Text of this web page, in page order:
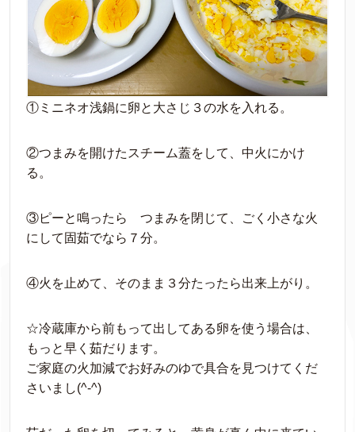
①ミニネオ浅鍋に卵と大さじ３の水を入れる。
②つまみを開けたスチーム蓋をして、中火にかけ
る。
③ピーと鳴ったら つまみを閉じて、ごく小さな火
にして固茹でなら７分。
④火を止めて、そのまま３分たったら出来上がり。
☆冷蔵庫から前もって出してある卵を使う場合は、
もっと早く茹だります。
ご家庭の火加減でお好みのゆで具合を見つけてくだ
さいまし(^-^)